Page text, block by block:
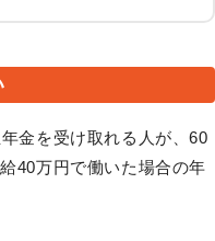
金を受け取れる人が、60
40万円で働いた場合の年